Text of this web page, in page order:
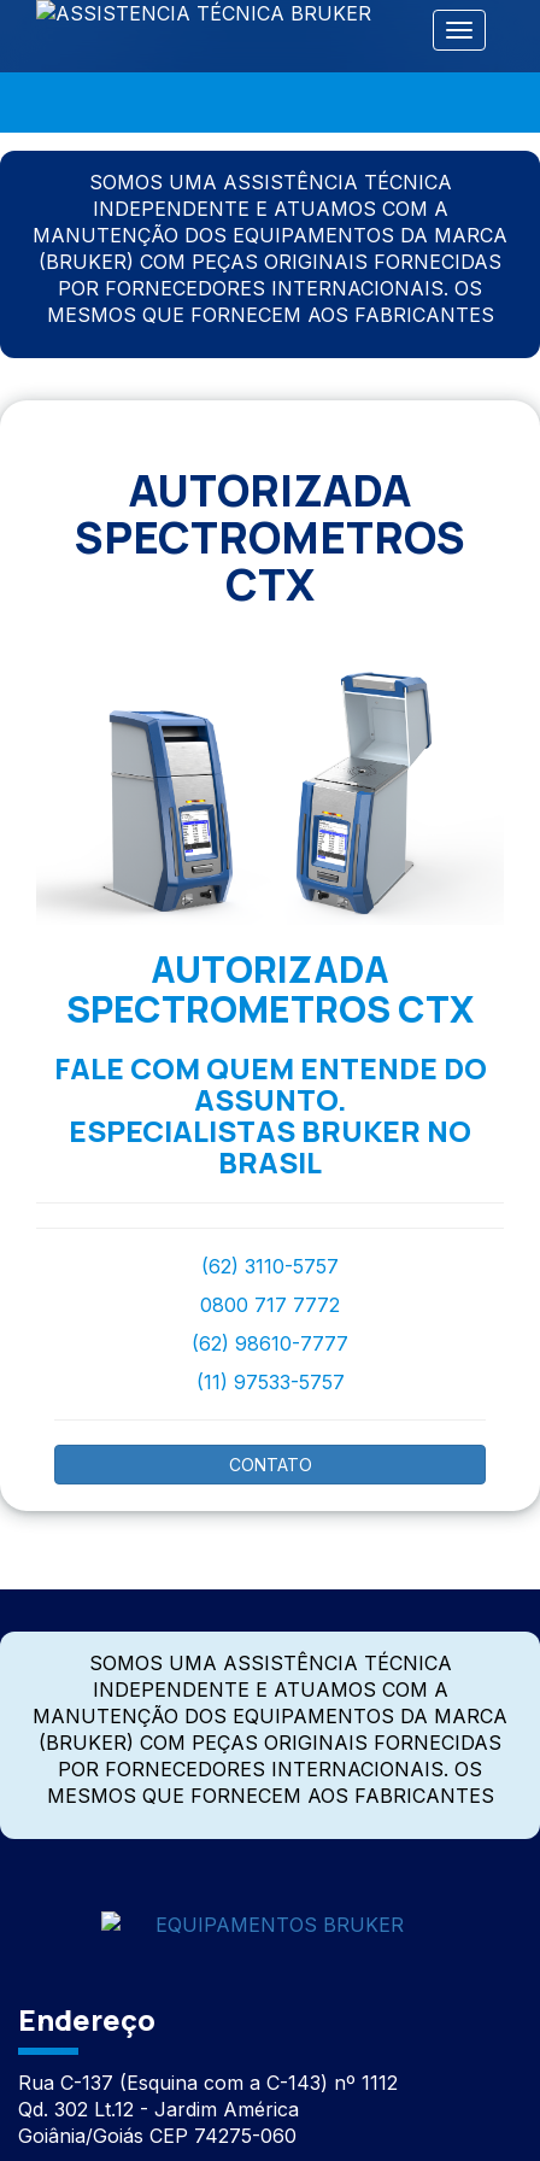
Alternar
SOMOS UMA ASSISTÊNCIA TÉCNICA
INDEPENDENTE E ATUAMOS COM A
MANUTENÇÃO DOS EQUIPAMENTOS DA MARCA
(BRUKER) COM PEÇAS ORIGINAIS FORNECIDAS
POR FORNECEDORES INTERNACIONAIS. OS
MESMOS QUE FORNECEM AOS FABRICANTES
AUTORIZADA
SPECTROMETROS
CTX
AUTORIZADA
SPECTROMETROS CTX
FALE COM QUEM ENTENDE DO
ASSUNTO.
ESPECIALISTAS BRUKER NO
BRASIL
(62) 3110-5757
0800 717 7772
(62) 98610-7777
(11) 97533-5757
CONTATO
SOMOS UMA ASSISTÊNCIA TÉCNICA
INDEPENDENTE E ATUAMOS COM A
MANUTENÇÃO DOS EQUIPAMENTOS DA MARCA
(BRUKER) COM PEÇAS ORIGINAIS FORNECIDAS
POR FORNECEDORES INTERNACIONAIS. OS
MESMOS QUE FORNECEM AOS FABRICANTES
Endereço
Rua C-137 (Esquina com a C-143) nº 1112
Qd. 302 Lt.12 - Jardim América
Goiânia/Goiás CEP 74275-060